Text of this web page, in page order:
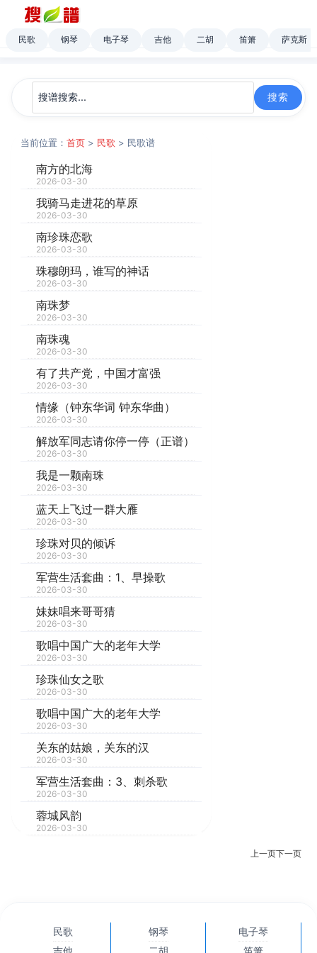
民歌 钢琴 电子琴 吉他 二胡 笛箫 萨克斯
当前位置：首页 > 民歌 > 民歌谱
南方的北海
2026-03-30
我骑马走进花的草原
2026-03-30
南珍珠恋歌
2026-03-30
珠穆朗玛，谁写的神话
2026-03-30
南珠梦
2026-03-30
南珠魂
2026-03-30
有了共产党，中国才富强
2026-03-30
情缘（钟东华词 钟东华曲）
2026-03-30
解放军同志请你停一停（正谱）
2026-03-30
我是一颗南珠
2026-03-30
蓝天上飞过一群大雁
2026-03-30
珍珠对贝的倾诉
2026-03-30
军营生活套曲：1、早操歌
2026-03-30
妹妹唱来哥哥猜
2026-03-30
歌唱中国广大的老年大学
2026-03-30
珍珠仙女之歌
2026-03-30
歌唱中国广大的老年大学
2026-03-30
关东的姑娘，关东的汉
2026-03-30
军营生活套曲：3、刺杀歌
2026-03-30
蓉城风韵
2026-03-30
上一页下一页
民歌 钢琴
电子琴
吉他
二胡 笛箫